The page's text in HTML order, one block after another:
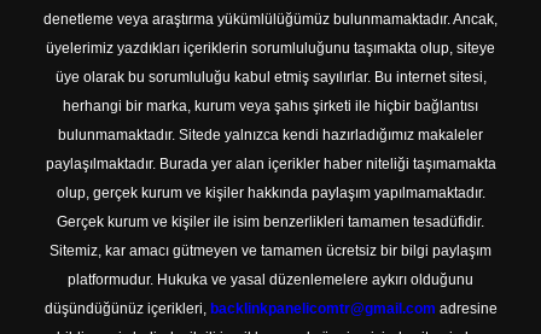
denetleme veya araştırma yükümlülüğümüz bulunmamaktadır. Ancak,
üyelerimiz yazdıkları içeriklerin sorumluluğunu taşımakta olup, siteye
üye olarak bu sorumluluğu kabul etmiş sayılırlar. Bu internet sitesi,
herhangi bir marka, kurum veya şahıs şirketi ile hiçbir bağlantısı
bulunmamaktadır. Sitede yalnızca kendi hazırladığımız makaleler
paylaşılmaktadır. Burada yer alan içerikler haber niteliği taşımamakta
olup, gerçek kurum ve kişiler hakkında paylaşım yapılmamaktadır.
Gerçek kurum ve kişiler ile isim benzerlikleri tamamen tesadüfidir.
Sitemiz, kar amacı gütmeyen ve tamamen ücretsiz bir bilgi paylaşım
platformudur. Hukuka ve yasal düzenlemelere aykırı olduğunu
düşündüğünüz içerikleri, backlinkpanelicomtr@gmail.com adresine